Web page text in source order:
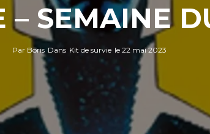
– SEMAINE
Par Boris Dans Kit de survie le 22 mai 2023